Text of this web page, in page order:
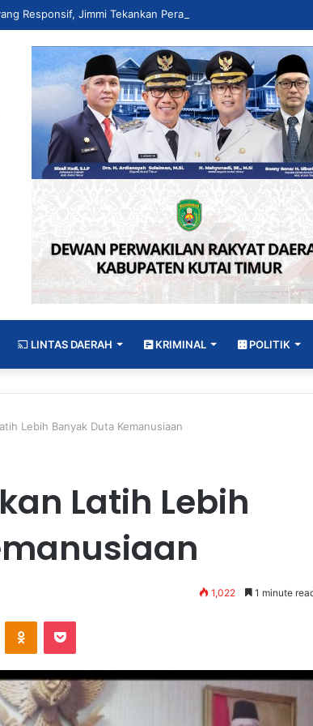
LINTAS DAERAH KRIMINAL POLITIK
Lebih Banyak Duta Kemanusiaan
Latih Lebih
1,022 1 minute